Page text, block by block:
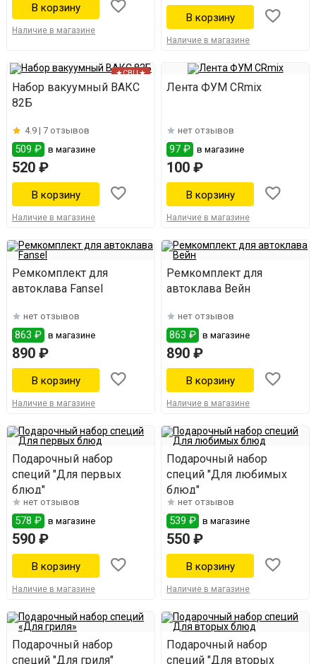
Наличие в магазине
Наличие в магазине
★СВЦ★
Набор вакуумный ВАКС
82Б
4.9 | 7 отзывов
509 ₽ в магазине
520 ₽
Наличие в магазине
Лента ФУМ CRmix
нет отзывов
97 ₽ в магазине
100 ₽
Наличие в магазине
Ремкомплект для
автоклава Fansel
нет отзывов
863 ₽ в магазине
890 ₽
Наличие в магазине
Ремкомплект для
автоклава Вейн
нет отзывов
863 ₽ в магазине
890 ₽
Наличие в магазине
Подарочный набор
специй "Для первых
блюд"
нет отзывов
578 ₽ в магазине
590 ₽
Наличие в магазине
Подарочный набор
специй "Для любимых
блюд"
нет отзывов
539 ₽ в магазине
550 ₽
Наличие в магазине
Подарочный набор
специй "Для гриля"
Подарочный набор
специй "Для вторых